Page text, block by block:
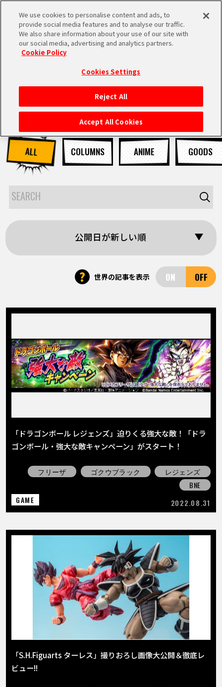
MEN
HOME
NEWS
RANKING
MOVIE
ABOUT
NEWS
ALL COLUMNS ANIME GOODS
公開日が新しい順
? 世界の記事を表示
「ドラゴンボール レジェンズ」迫りくる強大な敵！「ドラ
ゴンボール・強大な敵キャンペーン」がスタート！
フリーザ ゴクウブラック
レジェンズ
BNE
GAME
2022.08.31
「S.H.Figuarts ターレス」撮りおろし画像大公開＆徹底レ
ビュー!!
We use cookies to personalise content and ads, to
provide social media features and to analyse our traffic.
We also share information about your use of our site with
our social media, advertising and analytics partners.
Cookie Policy
Cookies Settings
Reject All
Accept All Cookies